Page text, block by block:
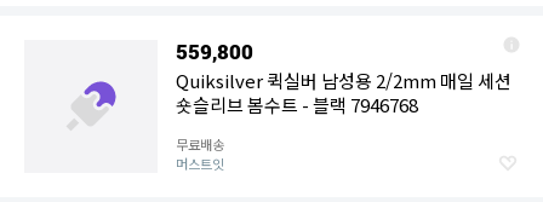
559,800
Quiksilver 퀵실버 남성용 2/2mm 매일 세션
숏슬리브 봄수트 - 블랙 7946768
무료배송
머스트잇